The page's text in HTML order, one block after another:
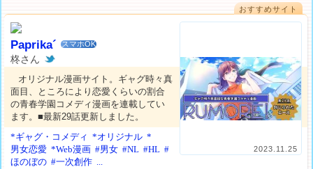
おすすめサイト
2023.11.25
Paprika´ スマホOK
柊さん
オリジナル漫画サイト。ギャグ時々真
面目、ところにより恋愛くらいの割合
の青春学園コメディ漫画を連載してい
ます。■最新29話更新しました。
*ギャグ・コメディ *オリジナル *
男女恋愛 *Web漫画 #男女 #NL #HL #
ほのぼの #一次創作 ...